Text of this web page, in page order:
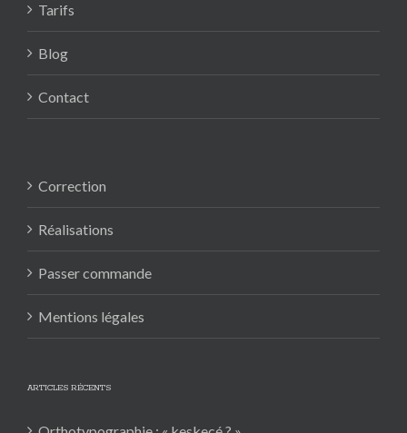
Tarifs
Blog
Contact
Correction
Réalisations
Passer commande
Mentions légales
ARTICLES RÉCENTS